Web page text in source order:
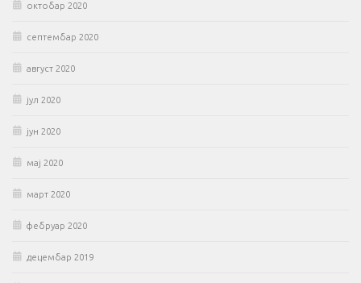
октобар 2020
септембар 2020
август 2020
јул 2020
јун 2020
мај 2020
март 2020
фебруар 2020
децембар 2019